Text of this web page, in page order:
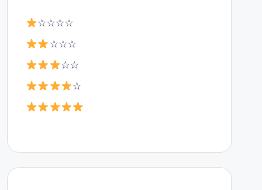
☆☆☆☆
☆☆☆
☆☆
☆